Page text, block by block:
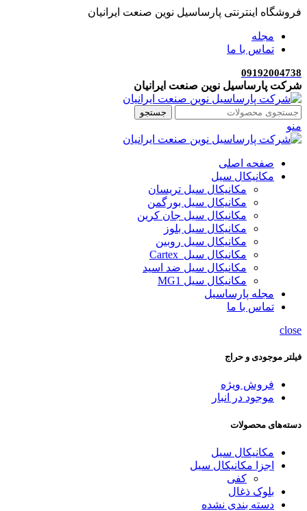
فروشگاه اینترنتی پارساسیل نوین صنعت ایرانیان
مجله
تماس با ما
09192004738
شرکت پارساسیل نوین صنعت ایرانیان
جستجو
منو
صفحه اصلی
مکانیکال سیل
مکانیکال سیل تریسان
مکانیکال سیل بورگمن
مکانیکال سیل جان کرین
مکانیکال سیل بلوز
مکانیکال سیل روبین
مکانیکال سیل Cartex
مکانیکال سیل ضد اسید
مکانیکال سیل MG1
مجله پارساسیل
تماس با ما
close
فیلتر موجودی و حراج
فروش ویژه
موجود در انبار
دسته‌های محصولات
مکانیکال سیل
اجزا مکانیکال سیل
کفی
بلوک ذغال
دسته بندی نشده